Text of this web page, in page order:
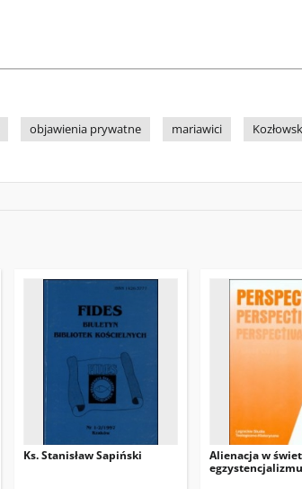
objawienia prywatne mariawici
Ks. Stanisław Sapiński
Alienacja w
egzystencjalizmu